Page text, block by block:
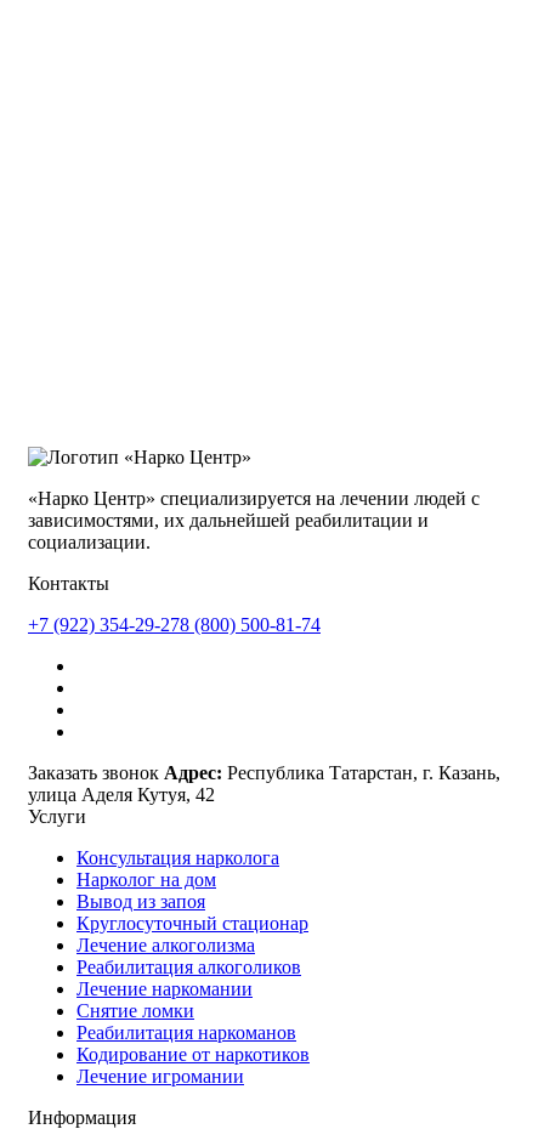
«Нарко Центр» специализируется на лечении людей с
зависимостями, их дальнейшей реабилитации и
социализации.
Контакты
+7 (922) 354-29-278 (800) 500-81-74
Заказать звонок Адрес: Республика Татарстан, г. Казань,
улица Аделя Кутуя, 42
Услуги
Консультация нарколога
Нарколог на дом
Вывод из запоя
Круглосуточный стационар
Лечение алкоголизма
Реабилитация алкоголиков
Лечение наркомании
Снятие ломки
Реабилитация наркоманов
Кодирование от наркотиков
Лечение игромании
Информация